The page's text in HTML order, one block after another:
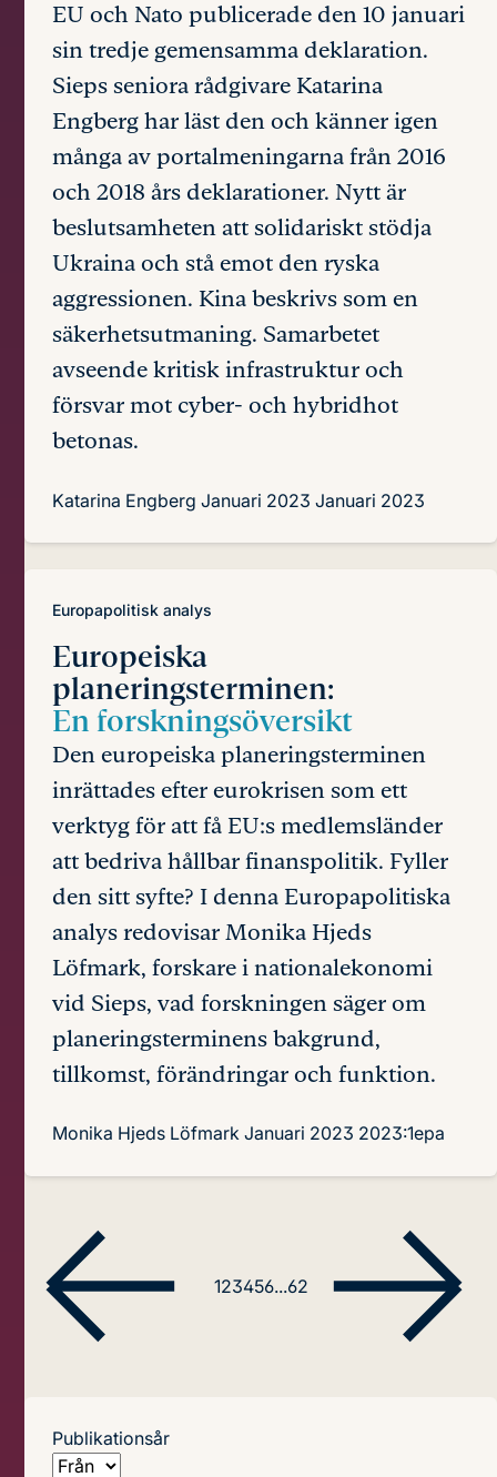
EU och Nato publicerade den 10 januari
sin tredje gemensamma deklaration.
Sieps seniora rådgivare Katarina
Engberg har läst den och känner igen
många av portalmeningarna från 2016
och 2018 års deklarationer. Nytt är
beslutsamheten att solidariskt stödja
Ukraina och stå emot den ryska
aggressionen. Kina beskrivs som en
säkerhetsutmaning. Samarbetet
avseende kritisk infrastruktur och
försvar mot cyber- och hybridhot
betonas.
Katarina Engberg Januari 2023 Januari 2023
Europapolitisk analys
Europeiska
planeringsterminen:
En forskningsöversikt
Den europeiska planeringsterminen
inrättades efter eurokrisen som ett
verktyg för att få EU:s medlemsländer
att bedriva hållbar finanspolitik. Fyller
den sitt syfte? I denna Europapolitiska
analys redovisar Monika Hjeds
Löfmark, forskare i nationalekonomi
vid Sieps, vad forskningen säger om
planeringsterminens bakgrund,
tillkomst, förändringar och funktion.
Monika Hjeds Löfmark Januari 2023 2023:1epa
123456...62
Publikationsår
Från